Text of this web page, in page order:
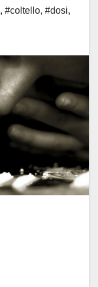
, #coltello, #dosi,